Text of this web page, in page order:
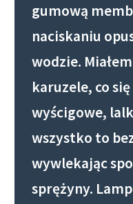
gumową
naciskaniu
wodzie.
karuzele, co
wyścigowe,
wszystko to
wywlekając
sprężyny.